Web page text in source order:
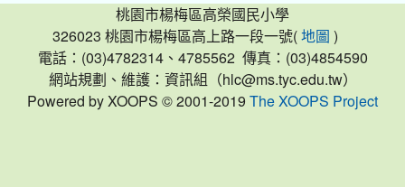
桃園市楊梅區高榮國民小學
326023 桃園市楊梅區高上路一段一號( 地圖 )
電話：(03)4782314、4785562 傳真：(03)4854590
網站規劃、維護：資訊組（hlc@ms.tyc.edu.tw）
Powered by XOOPS © 2001-2019 The XOOPS Project